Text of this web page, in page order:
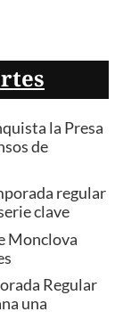
la Presa
de
regular
clave
Monclova
Regular
una